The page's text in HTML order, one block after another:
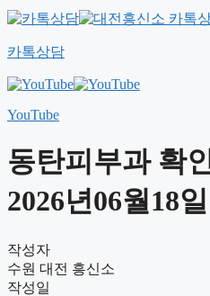
카톡상담
YouTube
동탄피부과 확
2026년06월18
작성자
수원 대전 흥신소
작성일